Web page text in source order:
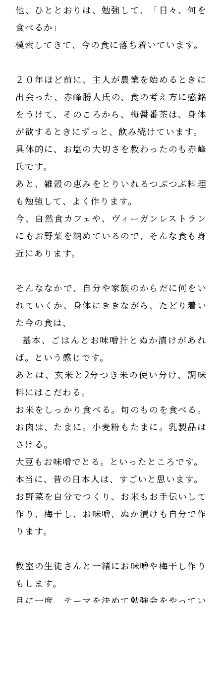
他、ひととおりは、勉強して、「日々、何を
食べるか」
模索してきて、今の食に落ち着いています。
２０年ほど前に、主人が農業を始めるときに
出会った、赤峰勝人氏の、食の考え方に感銘
をうけて、そのころから、梅醤番茶は、身体
が欲するときにずっと、飲み続けています。
具体的に、お塩の大切さを教わったのも赤峰
氏です。
あと、雑穀の恵みをとりいれるつぶつぶ料理
も勉強して、よく作ります。
今、自然食カフェや、ヴィーガンレストラン
にもお野菜を納めているので、そんな食も身
近にあります。
そんななかで、自分や家族のからだに何をい
れていくか、身体にききながら、たどり着い
た今の食は、
基本、ごはんとお味噌汁とぬか漬けがあれ
ば。という感じです。
あとは、玄米と2分つき米の使い分け、調味
料にはこだわる。
お米をしっかり食べる。旬のものを食べる。
お肉は、たまに。小麦粉もたまに。乳製品は
さける。
大豆もお味噌でとる。といったところです。
本当に、昔の日本人は、すごいと思います。
お野菜を自分でつくり、お米もお手伝いして
作り、梅干し、お味噌、ぬか漬けも自分で作
ります。
教室の生徒さんと一緒にお味噌や梅干し作り
もします。
月に一度、テーマを決めて勉強会をやってい